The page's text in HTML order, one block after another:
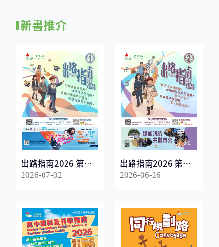
新書推介
出路指南2026 第一
冊
2026-07-02
出路指南2026 第二
冊
2026-06-26